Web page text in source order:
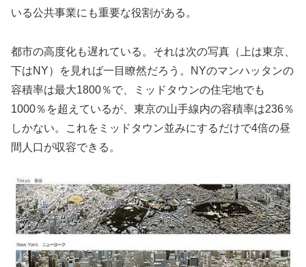
いる公共事業にも重要な役割がある。
都市の高度化も遅れている。それは次の写真（上は東京、
下はNY）を見れば一目瞭然だろう。NYのマンハッタンの
容積率は最大1800％で、ミッドタウンの住宅地でも
1000％を超えているが、東京の山手線内の容積率は236％
しかない。これをミッドタウン並みにするだけで4倍の昼
間人口が収容できる。